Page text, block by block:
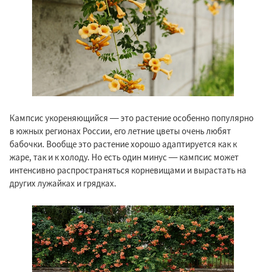
Кампсис укореняющийся — это растение особенно популярно
в южных регионах России, его летние цветы очень любят
бабочки. Вообще это растение хорошо адаптируется как к
жаре, так и к холоду. Но есть один минус — кампсис может
интенсивно распространяться корневищами и вырастать на
других лужайках и грядках.